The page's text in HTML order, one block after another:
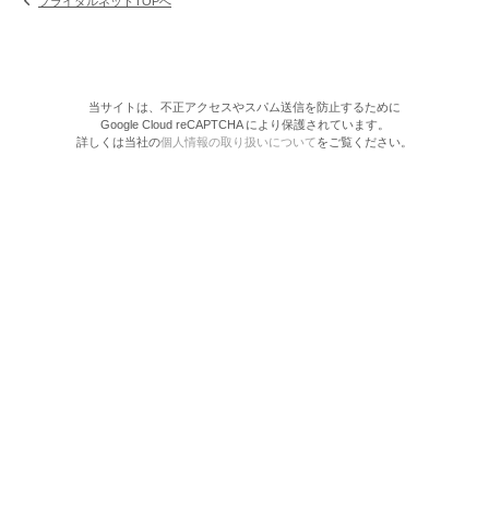
当サイトは、不正アクセスやスパム送信を防止するために
Google Cloud reCAPTCHA により保護されています。
詳しくは当社の個人情報の取り扱いについてをご覧ください。